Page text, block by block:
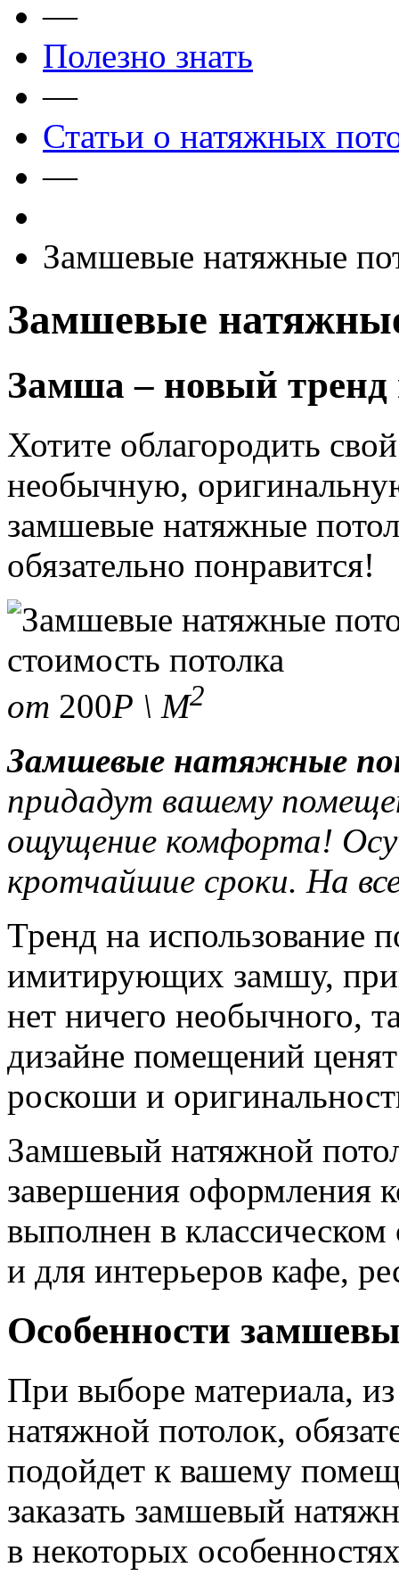
—
Полезно знать
—
Статьи о натяжных
—
Замшевые натяжные
Замшевые
Замша – новый тренд
Хотите облагородить
необычную,
замшевые натяжные
обязательно понравится!
стоимость потолка
от 200Р \ М2
Замшевые натяжные
придадут вашему
ощущение комфорта!
кротчайшие сроки. На
Тренд на использование
имитирующих замшу,
нет ничего необычного,
дизайне помещений
роскоши и
Замшевый натяжной
завершения оформления
выполнен в
и для интерьеров кафе,
Особенности
При выборе материала,
натяжной потолок,
подойдет к вашему
заказать замшевый
в некоторых